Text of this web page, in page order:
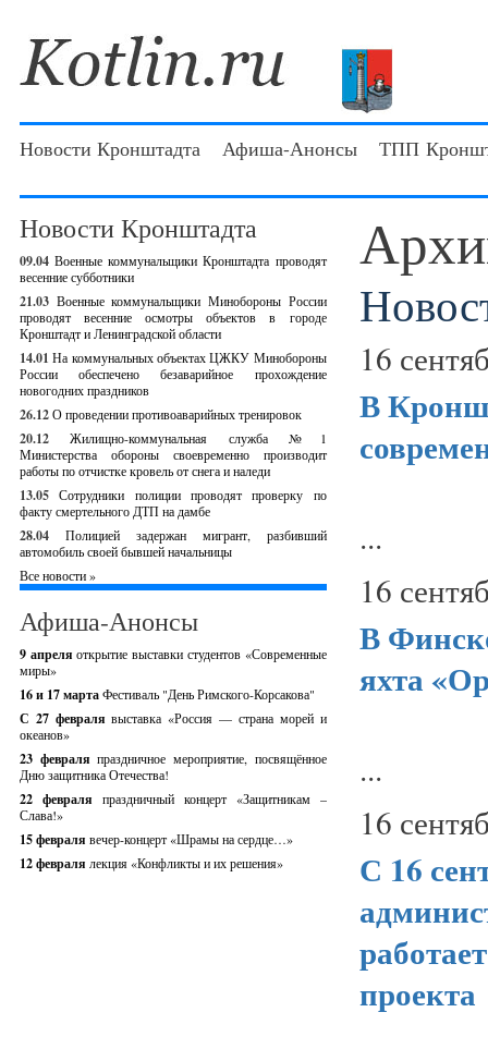
Новости Кронштадта Афиша-Анонсы ТПП
Новости Кронштадта
09.04 Военные коммунальщики Кронштадта проводят
весенние субботники
21.03 Военные коммунальщики Минобороны России
проводят весенние осмотры объектов в городе
Кронштадт и Ленинградской области
14.01 На коммунальных объектах ЦЖКУ Минобороны
России обеспечено безаварийное прохождение
новогодних праздников
26.12О проведении противоаварийных тренировок
20.12
Жилищно-коммунальная служба №1
Министерства обороны своевременно производит
работы по отчистке кровель от снега и наледи
13.05 Сотрудники полиции проводят проверку по
факту смертельного ДТП на дамбе
28.04
Полицией задержан мигрант, разбивший
автомобиль своей бывшей начальницы
Все новости »
Афиша-Анонсы
9 апреляоткрытие выставки студентов «Современные
миры»
16 и 17 мартаФестиваль "День Римского-Корсакова"
С 27 февралявыставка «Россия — страна морей и
океанов»
23 февраляпраздничное мероприятие, посвящённое
Дню защитника Отечества!
22 февраля праздничный концерт «Защитникам –
Слава!»
15 февраля вечер-концерт «Шрамы на сердце…»
12 февраля лекция «Конфликты и их решения»
16
В
...
16
В
яхта
...
16
С 16
проекта